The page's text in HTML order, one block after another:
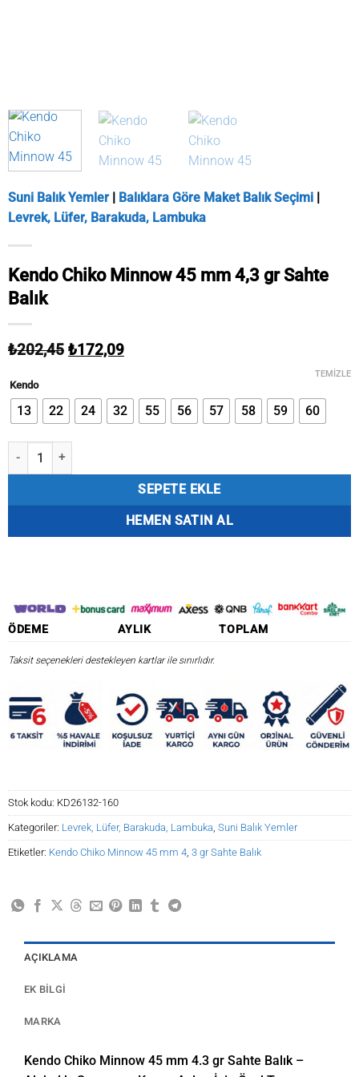
Suni Balık Yemler | Balıklara Göre Maket Balık Seçimi |
Levrek, Lüfer, Barakuda, Lambuka
Kendo Chiko Minnow 45 mm 4,3 gr Sahte
Balık
₺202,45 Orijinal
₺172,09Şu
₺172,09.
Kendo
13 22 24 32 55 56 57 58 59 60
TEMIZLE
Kendo Chiko Minnow 45 mm 4,3 gr Sahte Balık adet
SEPETE EKLE
HEMEN SATIN AL
ÖDEME AYLIK TOPLAM
Taksit seçenekleri destekleyen kartlar ile sınırlıdır.
Stok kodu: KD26132-160
Kategoriler: Levrek, Lüfer, Barakuda, Lambuka, Suni Balık Yemler
Etiketler: Kendo Chiko Minnow 45 mm 4, 3 gr Sahte Balık
AÇIKLAMA
EK BILGI
MARKA
Kendo Chiko Minnow 45 mm 4.3 gr Sahte Balık –